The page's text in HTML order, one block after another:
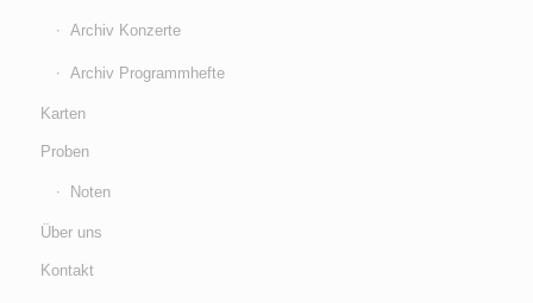
Archiv Konzerte
Archiv Programmhefte
Karten
Proben
Noten
Über uns
Kontakt